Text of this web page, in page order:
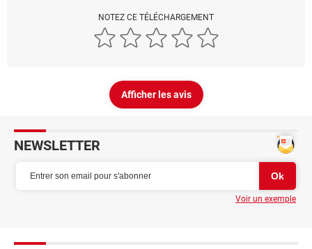
NOTEZ CE TÉLÉCHARGEMENT
Afficher les avis
NEWSLETTER
Voir un exemple